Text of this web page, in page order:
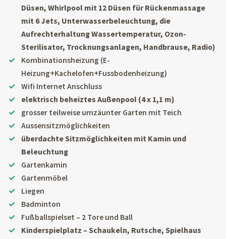
Düsen, Whirlpool mit 12 Düsen für Rückenmassage
mit 6 Jets, Unterwasserbeleuchtung, die
Aufrechterhaltung Wassertemperatur, Ozon-
Sterilisator, Trocknungsanlagen, Handbrause, Radio)
Kombinationsheizung (E-
Heizung+Kachelofen+Fussbodenheizung)
Wifi Internet Anschluss
elektrisch beheiztes Außenpool (4 x 1,1 m)
grosser teilweise umzäunter Garten mit Teich
Aussensitzmöglichkeiten
überdachte Sitzmöglichkeiten mit Kamin und
Beleuchtung
Gartenkamin
Gartenmöbel
Liegen
Badminton
Fußballspielset – 2 Tore und Ball
Kinderspielplatz – Schaukeln, Rutsche, Spielhaus